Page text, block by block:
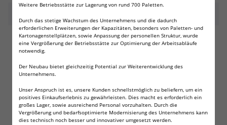
Weitere Betriebsstätte zur Lagerung von rund 700 Paletten.
Durch das stetige Wachstum des Unternehmens und die dadurch
erforderlichen Erweiterungen der Kapazitäten, besonders von Paletten- und
Kartonagenstellplätzen, sowie Anpassung der personellen Struktur, wurde
eine Vergrößerung der Betriebsstätte zur Optimierung der Arbeitsabläufe
notwendig.
Der Neubau bietet gleichzeitig Potential zur Weiterentwicklung des
Unternehmens.
Unser Anspruch ist es, unsere Kunden schnellstmöglich zu beliefern, um ein
positives Einkaufserlebnis zu gewährleisten. Dies macht es erforderlich ein
großes Lager, sowie ausreichend Personal vorzuhalten. Durch die
Vergrößerung und bedarfsoptimierte Modernisierung des Unternehmens kann
dies technisch noch besser und innovativer umgesetzt werden.
Luftpistole Ruger Mark IV Stainless
- 4,5 mm Diabolo (P18)
Es handelt sich um eine klassische Knicklauf-
Druckluftwaffe im Kleinkaliberpistolen-Design. Sie
kommt mit einem Stainless Steel Finish. Die
Knicklaufpistole ist mit einem Metall-System
ausgestattet und verfügt über detailgetreue Original-